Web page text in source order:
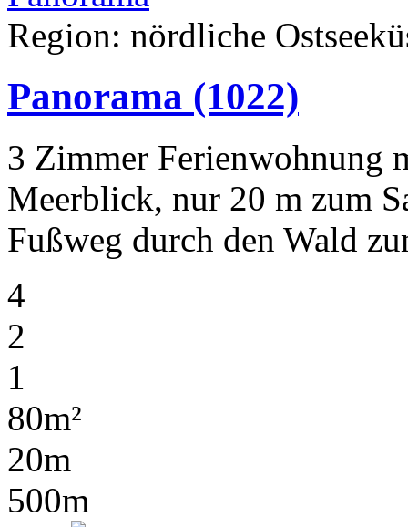
Region: nördliche
Panorama (1022)
3 Zimmer Ferienwohnung
Meerblick, nur 20 m zum
Fußweg durch den Wald
4
2
1
80m²
20m
500m